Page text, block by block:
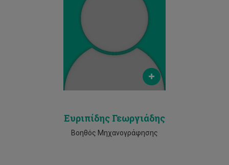
evros.georgiades@cut.ac.cy
Ευριπίδης Γεωργιάδης
Βοηθός Μηχανογράφησης